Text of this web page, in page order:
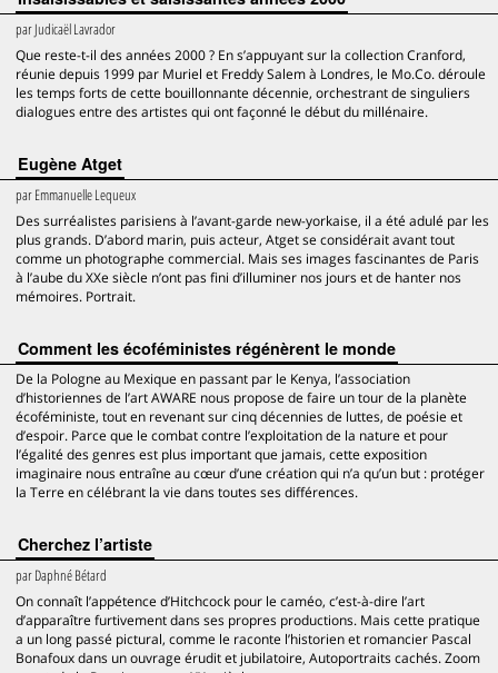
parJudicaël Lavrador
Que reste-t-il des années 2000 ? En s’appuyant sur la collection Cranford,
réunie depuis 1999 par Muriel et Freddy Salem à Londres, le Mo.Co. déroule
les temps forts de cette bouillonnante décennie, orchestrant de singuliers
dialogues entre des artistes qui ont façonné le début du millénaire.
Eugène Atget
parEmmanuelle Lequeux
Des surréalistes parisiens à l’avant-garde new-yorkaise, il a été adulé par les
plus grands. D’abord marin, puis acteur, Atget se considérait avant tout
comme un photographe commercial. Mais ses images fascinantes de Paris
à l’aube du XXe siècle n’ont pas fini d’illuminer nos jours et de hanter nos
mémoires. Portrait.
Comment les écoféministes régénèrent le monde
De la Pologne au Mexique en passant par le Kenya, l’association
d’historiennes de l’art AWARE nous propose de faire un tour de la planète
écoféministe, tout en revenant sur cinq décennies de luttes, de poésie et
d’espoir. Parce que le combat contre l’exploitation de la nature et pour
l’égalité des genres est plus important que jamais, cette exposition
imaginaire nous entraîne au cœur d’une création qui n’a qu’un but : protéger
la Terre en célébrant la vie dans toutes ses différences.
Cherchez l’artiste
parDaphné Bétard
On connaît l’appétence d’Hitchcock pour le caméo, c’est-à-dire l’art
d’apparaître furtivement dans ses propres productions. Mais cette pratique
a un long passé pictural, comme le raconte l’historien et romancier Pascal
Bonafoux dans un ouvrage érudit et jubilatoire, Autoportraits cachés. Zoom